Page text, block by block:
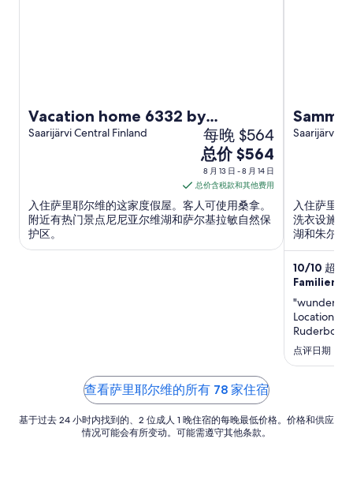
Vacation home 6332 by
Interhome
Saarijärvi Central Finland 每晚 $564
8
月
13
日
到
月
格
总
价
$564
总价 $564
8 月 13 日 - 8 月 14 日
总价含税款和其他费用
入住萨里耶尔维的这家度假屋。客人可使用桑拿。
附近有热门景点尼尼亚尔维湖和萨尔基拉敏自然保
护区。
Saarijärvi
入住萨里
洗衣设施和
湖和朱尔玛
10/10 超好
Location
Ruderboot
点评日期：
查看萨里耶尔维的所有 78 家住宿
基于过去 24 小时内找到的、2 位成人 1 晚住宿的每晚最低价格。价格和供应
情况可能会有所变动。可能需遵守其他条款。